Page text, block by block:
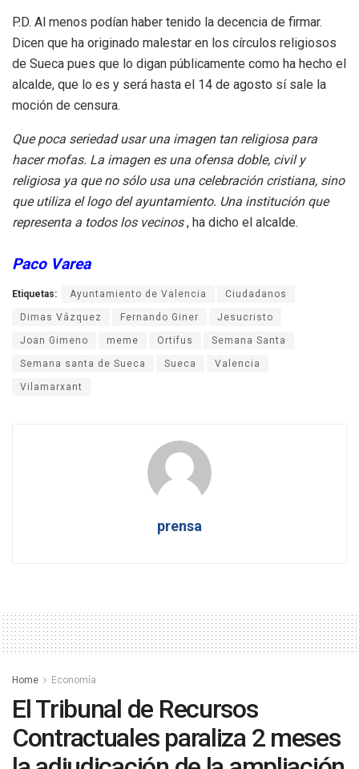
P.D. Al menos podían haber tenido la decencia de firmar.
Dicen que ha originado malestar en los círculos religiosos
de Sueca pues que lo digan públicamente como ha hecho el
alcalde, que lo es y será hasta el 14 de agosto sí sale la
moción de censura.
Que poca seriedad usar una imagen tan religiosa para
hacer mofas. La imagen es una ofensa doble, civil y
religiosa ya que no sólo usa una celebración cristiana, sino
que utiliza el logo del ayuntamiento. Una institución que
representa a todos los vecinos, ha dicho el alcalde.
Paco Varea
Etiquetas: Ayuntamiento de Valencia Ciudadanos
Dimas Vázquez Fernando Giner Jesucristo
Joan Gimeno meme Ortifus Semana Santa
Semana santa de Sueca Sueca Valencia
Vilamarxant
prensa
Home Economía
El Tribunal de Recursos
Contractuales paraliza 2 meses